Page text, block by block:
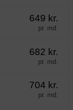
649 kr.
pr. md.
682 kr.
pr. md.
704 kr.
pr. md.